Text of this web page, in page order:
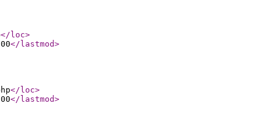
</loc>
</lastmod>
</loc>
</lastmod>